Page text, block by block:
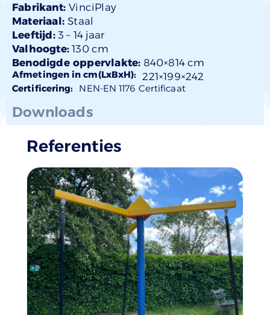
Fabrikant:VinciPlay
Materiaal:Staal
Leeftijd:3 – 14 jaar
Valhoogte: 130 cm
Benodigde oppervlakte: 840×814 cm
Afmetingen in cm(LxBxH): 221×199×242
Certificering: NEN-EN 1176 Certificaat
Downloads
Referenties